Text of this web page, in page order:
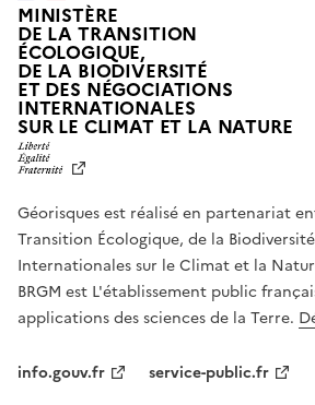
MINISTÈRE
DE LA TRANSITION
ÉCOLOGIQUE,
DE LA BIODIVERSITÉ
ET DES NÉGOCIATIONS
INTERNATIONALES
SUR LE CLIMAT ET LA NATUREL
T
É
,
É
G
A
L
Géorisques est réalisé en partenariat
Transition Écologique, de la
Internationales sur le Climat et la
BRGM est L'établissement public
applications des sciences de la Terre.
info.gouv.fr
service-public.fr